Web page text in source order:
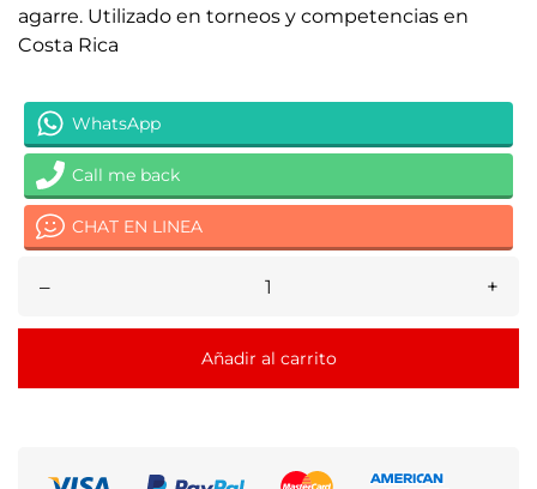
agarre. Utilizado en torneos y competencias en
Costa Rica
WhatsApp
Call me back
CHAT EN LINEA
– +
Añadir al carrito